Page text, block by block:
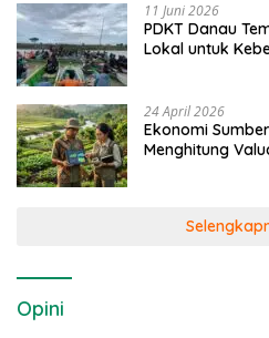
11 Juni 2026
PDKT Danau
Lokal untuk
24 April 2026
Ekonomi
Menghitung
Opini